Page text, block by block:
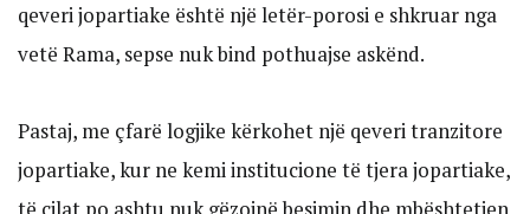
qeveri jopartiake është një letër-porosi e shkruar nga
vetë Rama, sepse nuk bind pothuajse askënd.
Pastaj, me çfarë logjike kërkohet një qeveri tranzitore
jopartiake, kur ne kemi institucione të tjera jopartiake,